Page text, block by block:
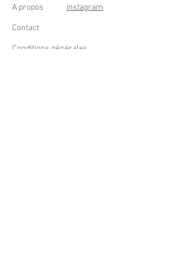
A propos
Contact
Conditions générales
instagram